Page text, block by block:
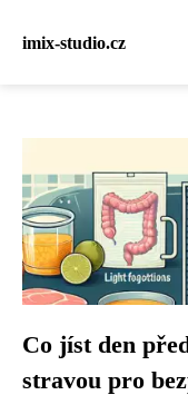
imix-studio.cz
Co jíst den
stravou pro